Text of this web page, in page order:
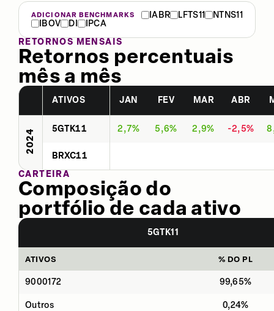
ADICIONAR BENCHMARKS IABR LFTS11
NTNS11
IBOV
DI
IPCA
RETORNOS MENSAIS
Retornos percentuais
mês a mês
ATIVOS JAN FEV MAR ABR
2024 5GTK11 2,7% 5,6% 2,9% -2,5%
BRXC11
CARTEIRA
Composição do
portfólio de cada ativo
5GTK11
ATIVOS % DO PL
9000172 99,65%
Outros 0,24%